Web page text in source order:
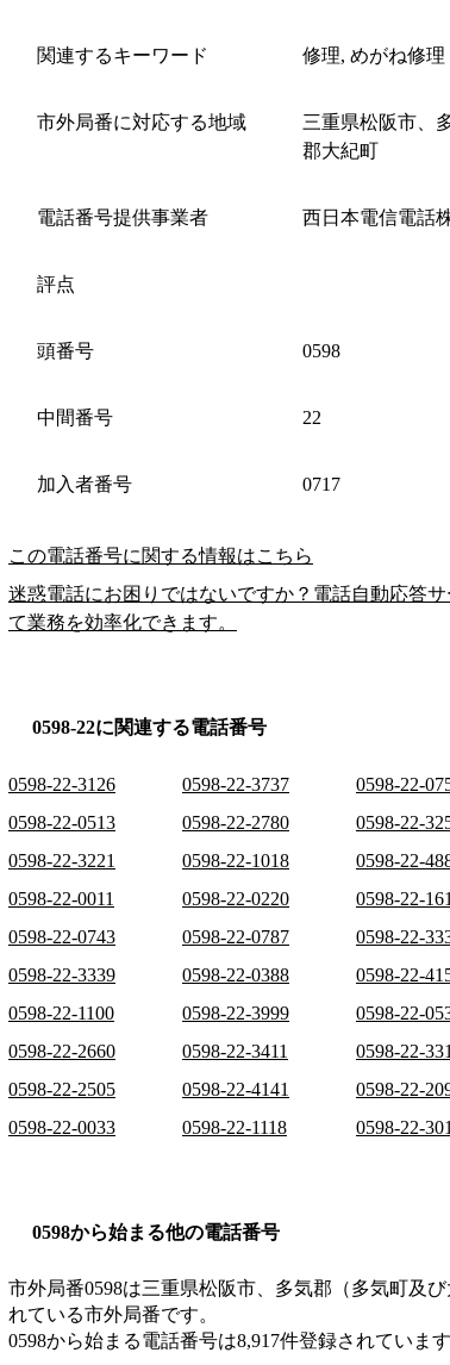
関連するキーワード 修理, めがね修理
市外局番に対応する地域
三重県松阪市、
郡大紀町
電話番号提供事業者 西日本電信電話
評点
頭番号 0598
中間番号 22
加入者番号 0717
この電話番号に関する情報はこちら
迷惑電話にお困りではないですか？電話自動応答
て業務を効率化できます。
0598-22に関連する電話番号
0598-22-3126 0598-22-3737 0598-22-
0598-22-0513
0598-22-2780 0598-22-
0598-22-3221
0598-22-1018 0598-22-
0598-22-0011
0598-22-0220 0598-22-
0598-22-0743
0598-22-0787 0598-22-
0598-22-3339
0598-22-0388 0598-22-
0598-22-1100
0598-22-3999 0598-22-
0598-22-2660
0598-22-3411 0598-22-
0598-22-2505
0598-22-4141 0598-22-
0598-22-0033
0598-22-1118 0598-22-
0598から始まる他の電話番号
市外局番0598は三重県松阪市、多気郡（多気町及
れている市外局番です。
0598から始まる電話番号は8,917件登録されています